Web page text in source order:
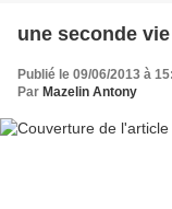
une seconde
Publié le 09/06/2013 à
Par Mazelin Antony